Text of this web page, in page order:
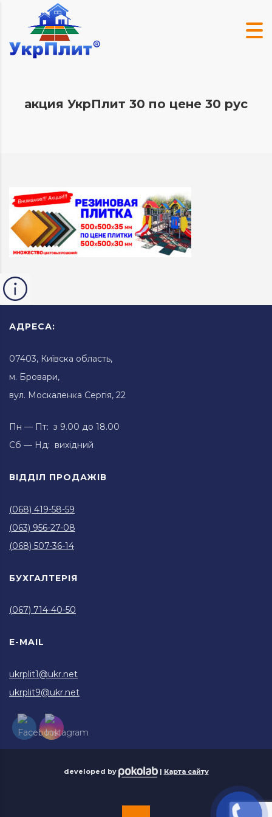
акция УкрПлит 30 по цене 30 рус
АДРЕСА:
07403, Київска область,
м. Бровари,
вул. Москаленка Сергія, 22
Пн — Пт: з 9.00 до 18.00
Сб — Нд: вихідний
ВІДДІЛ ПРОДАЖІВ
(068) 419-58-59
(063) 956-27-08
(068) 507-36-14
БУХГАЛТЕРІЯ
(067) 714-40-50
E-MAIL
ukrplit1@ukr.net
ukrplit9@ukr.net
developed by | Карта сайту